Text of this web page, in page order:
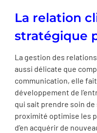
La relation
stratégique
La gestion des
aussi délicate que
communication, elle
développement de
qui sait prendre soin
proximité optimise les
d’en acquérir de